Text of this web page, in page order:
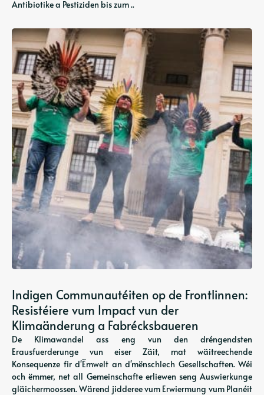
Antibiotike a Pestiziden bis zum ..
Indigen Communautéiten op de Frontlinnen:
Resistéiere vum Impact vun der
Klimaänderung a Fabrécksbaueren
De Klimawandel ass eng vun den dréngendsten
Erausfuerderunge vun eiser Zäit, mat wäitreechende
Konsequenze fir d'Ëmwelt an d'mënschlech Gesellschaften. Wéi
och ëmmer, net all Gemeinschafte erliewen seng Auswierkunge
gläichermoossen. Wärend jidderee vum Erwiermung vum Planéit